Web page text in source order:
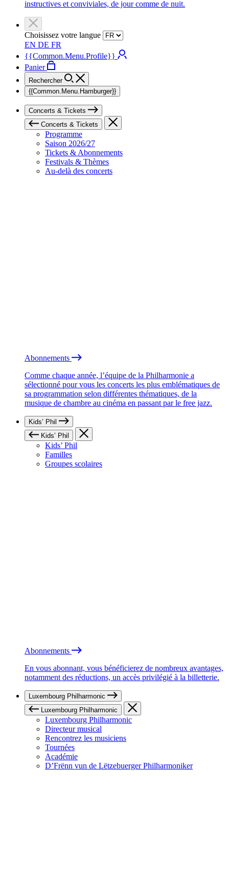
instructives et conviviales, de jour comme de nuit.
Choisissez votre langue
EN DE FR
{{Common.Menu.Profile}}
Panier
Rechercher
{{Common.Menu.Hamburger}}
Concerts & Tickets
Concerts & Tickets
Programme
Saison 2026/27
Tickets & Abonnements
Festivals & Thèmes
Au-delà des concerts
Abonnements
Comme chaque année, l’équipe de la Philharmonie a
sélectionné pour vous les concerts les plus emblématiques de
sa programmation selon différentes thématiques, de la
musique de chambre au cinéma en passant par le free jazz.
Kids’ Phil
Kids’ Phil
Kids’ Phil
Familles
Groupes scolaires
Abonnements
En vous abonnant, vous bénéficierez de nombreux avantages,
notamment des réductions, un accès privilégié à la billetterie.
Luxembourg Philharmonic
Luxembourg Philharmonic
Luxembourg Philharmonic
Directeur musical
Rencontrez les musiciens
Tournées
Académie
D’Frënn vun de Lëtzebuerger Philharmoniker